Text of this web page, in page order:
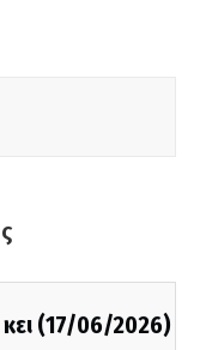
(17/06/2026)